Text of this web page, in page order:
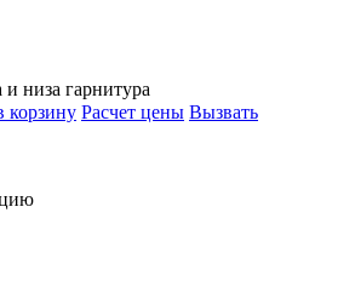
и низа гарнитура
корзину Расчет цены Вызвать